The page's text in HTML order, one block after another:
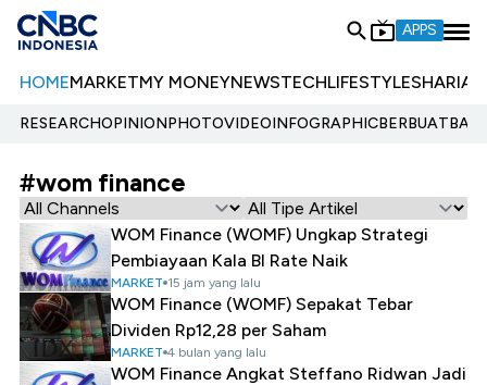
APPS
HOMEMARKETMY MONEYNEWSTECHLIFESTYLESHARIA
RESEARCHOPINIONPHOTOVIDEOINFOGRAPHIC
#wom finance
WOM Finance (WOMF) Ungkap Strategi
Pembiayaan Kala BI Rate Naik
MARKET 15 jam yang lalu
WOM Finance (WOMF) Sepakat Tebar
Dividen Rp12,28 per Saham
MARKET 4 bulan yang lalu
WOM Finance Angkat Steffano Ridwan Jadi